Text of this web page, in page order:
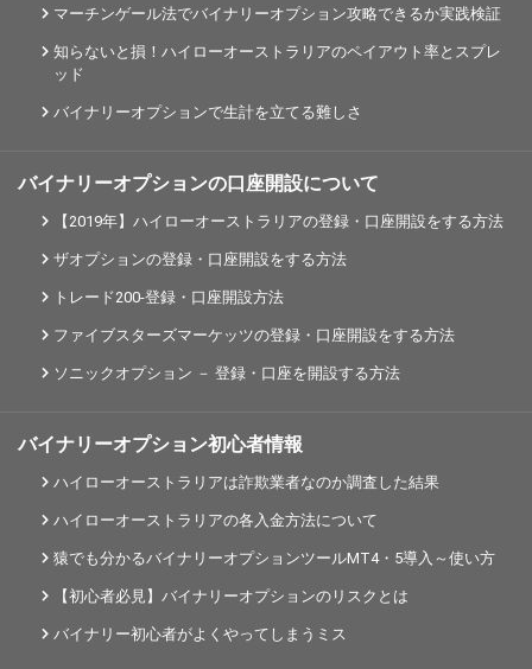
マーチンゲール法でバイナリーオプション攻略できるか実践検証
知らないと損！ハイローオーストラリアのペイアウト率とスプレ
ッド
バイナリーオプションで生計を立てる難しさ
バイナリーオプションの口座開設について
【2019年】ハイローオーストラリアの登録・口座開設をする方法
ザオプションの登録・口座開設をする方法
トレード200-登録・口座開設方法
ファイブスターズマーケッツの登録・口座開設をする方法
ソニックオプション － 登録・口座を開設する方法
バイナリーオプション初心者情報
ハイローオーストラリアは詐欺業者なのか調査した結果
ハイローオーストラリアの各入金方法について
猿でも分かるバイナリーオプションツールMT4・5導入～使い方
【初心者必見】バイナリーオプションのリスクとは
バイナリー初心者がよくやってしまうミス